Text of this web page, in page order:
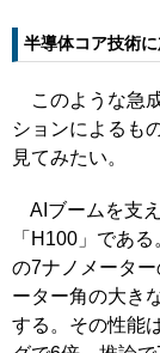
半導体コア技術
このような急
ションによるも
見てみたい。
AIブームを支
「H100」であ
の7ナノメータ
ーター角の大き
する。その性能